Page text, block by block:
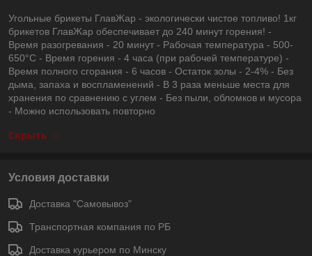
Угольные брикеты ГлавЖар - экологически чистое топливо! 1кг
брикетов ГлавЖар обеспечивает до 240 минут горения! -
Время разогревания - 20 минут - Рабочая температура - 500-
650°C - Время горения - 4 часа (при рабочей температуре) -
Время полного сгорания - 6 часов - Остаток золы - 2-4% - Без
дыма, запаха и воспламенений - В 3 раза меньше места для
хранения по сравнению с углем - Без пыли, обломков и мусора
- Можно использовать повторно
Скрыть
Условия доставки
Доставка "Самовывоз"
Транспортная компания по РБ
Доставка курьером по Минску